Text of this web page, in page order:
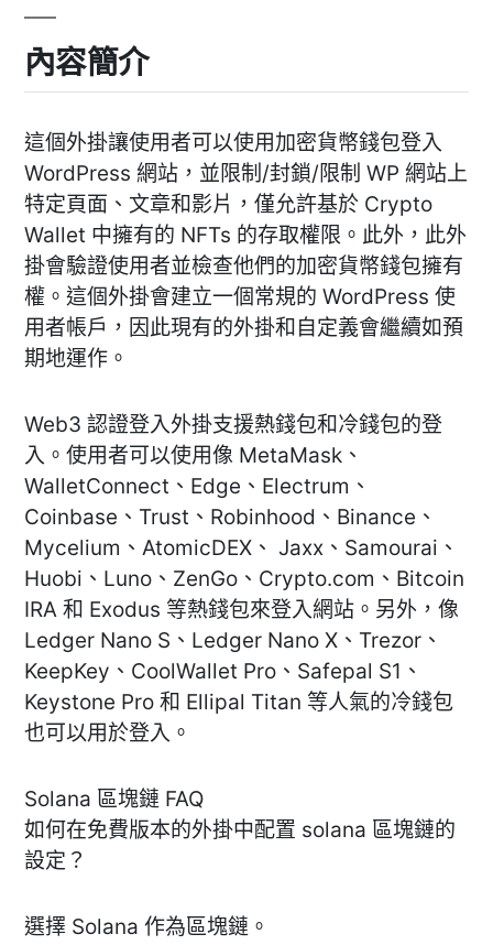
內容簡介
這個外掛讓使用者可以使用加密貨幣錢包登入
WordPress 網站，並限制/封鎖/限制 WP 網站上
特定頁面、文章和影片，僅允許基於 Crypto
Wallet 中擁有的 NFTs 的存取權限。此外，此外
掛會驗證使用者並檢查他們的加密貨幣錢包擁有
權。這個外掛會建立一個常規的 WordPress 使
用者帳戶，因此現有的外掛和自定義會繼續如預
期地運作。
Web3 認證登入外掛支援熱錢包和冷錢包的登
入。使用者可以使用像 MetaMask、
WalletConnect、Edge、Electrum、
Coinbase、Trust、Robinhood、Binance、
Mycelium、AtomicDEX、 Jaxx、Samourai、
Huobi、Luno、ZenGo、Crypto.com、Bitcoin
IRA 和 Exodus 等熱錢包來登入網站。另外，像
Ledger Nano S、Ledger Nano X、Trezor、
KeepKey、CoolWallet Pro、Safepal S1、
Keystone Pro 和 Ellipal Titan 等人氣的冷錢包
也可以用於登入。
Solana 區塊鏈 FAQ
如何在免費版本的外掛中配置 solana 區塊鏈的
設定？
選擇 Solana 作為區塊鏈。